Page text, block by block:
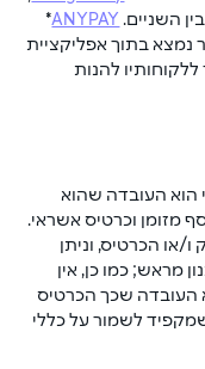
ANYPAY
*
בתוך אפליקציית
להנות
הוא העובדה שהוא
מזומן וכרטיס אשראי.
ו/או הכרטיס, וניתן
מראש; כמו כן, אין
העובדה שכך הכרטיס
לשמור על כללי